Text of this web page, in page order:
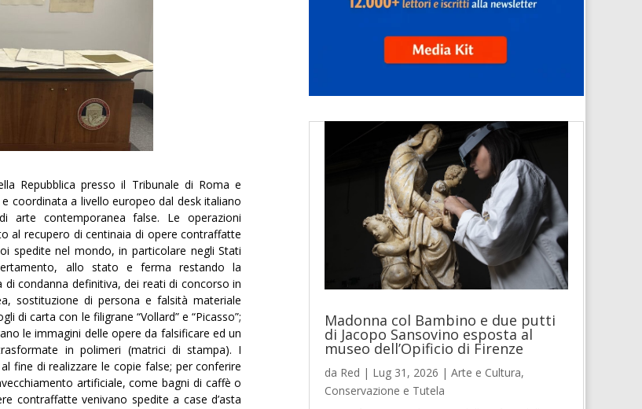
Repubblica presso il Tribunale di Roma e
coordinata a livello europeo dal desk italiano
arte contemporanea false. Le operazioni
al recupero di centinaia di opere contraffatte
spedite nel mondo, in particolare negli Stati
allo stato e ferma restando la
condanna definitiva, dei reati di concorso in
sostituzione di persona e falsità materiale
di carta con le filigrane “Vollard” e “Picasso”;
le immagini delle opere da falsificare ed un
in polimeri (matrici di stampa). I
fine di realizzare le copie false; per conferire
artificiale, come bagni di caffè o
contraffatte venivano spedite a case d’asta
Madonna col Bambino e due putti
di Jacopo Sansovino esposta al
museo dell’Opificio di Firenze
da Red | Lug 31, 2026 |Arte e Cultura,
Conservazione e Tutela